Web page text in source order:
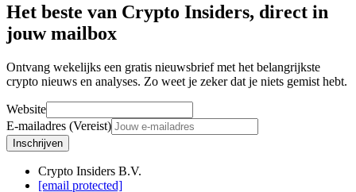
Het beste van Crypto Insiders, direct in
jouw mailbox
Ontvang wekelijks een gratis nieuwsbrief met het belangrijkste
crypto nieuws en analyses. Zo weet je zeker dat je niets gemist hebt.
Website
E-mailadres (Vereist)
Inschrijven
Crypto Insiders B.V.
[email protected]